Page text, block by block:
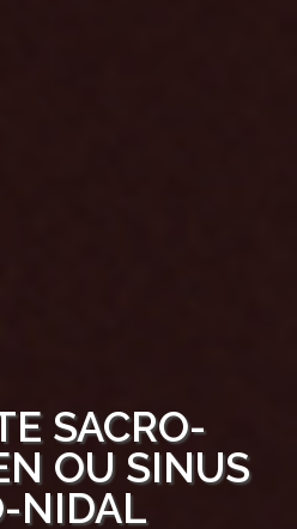
SACRO-
OU SINUS
NIDAL